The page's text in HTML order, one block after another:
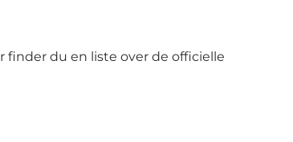
finder du en liste over de officielle